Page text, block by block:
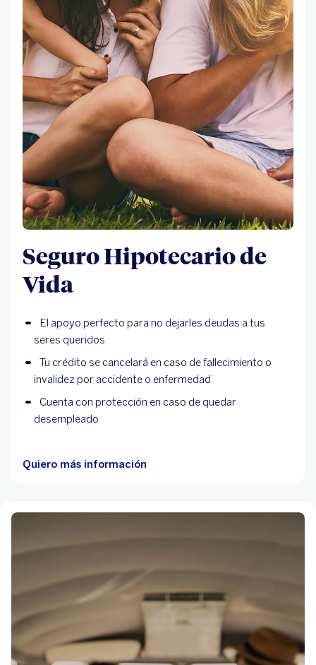
Seguro Hipotecario de
Vida
El apoyo perfecto para no dejarles deudas a tus
seres queridos
Tu crédito se cancelará en caso de fallecimiento o
invalidez por accidente o enfermedad
Cuenta con protección en caso de quedar
desempleado
Quiero más información